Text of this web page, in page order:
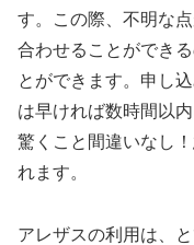
す。この際、不明な
合わせることができ
とができます。申し
は早ければ数時間以
驚くこと間違いなし
れます。
アレザスの利用は、